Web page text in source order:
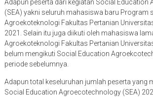
Adapun peserta dari kegiatan Social Education
(SEA) yakni seluruh mahasiswa baru Program
Agroekoteknologi Fakultas Pertanian
2021. Selain itu juga diikuti oleh mahasiswa
Agroekoteknologi Fakultas Pertanian
belum mengikuti Social Education
periode sebelumnya.
Adapun total keseluruhan jumlah peserta yang
Social Education Agroecotechnology (SEA)